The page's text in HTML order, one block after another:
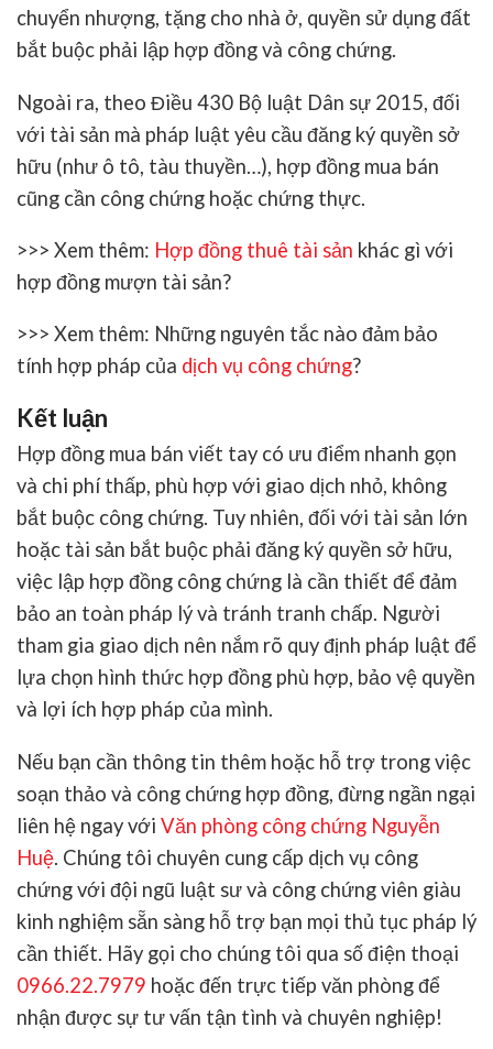
chuyển nhượng, tặng cho nhà ở, quyền sử dụng đất
bắt buộc phải lập hợp đồng và công chứng.
Ngoài ra, theo Điều 430 Bộ luật Dân sự 2015, đối
với tài sản mà pháp luật yêu cầu đăng ký quyền sở
hữu (như ô tô, tàu thuyền…), hợp đồng mua bán
cũng cần công chứng hoặc chứng thực.
>>> Xem thêm: Hợp đồng thuê tài sản khác gì với
hợp đồng mượn tài sản?
>>> Xem thêm: Những nguyên tắc nào đảm bảo
tính hợp pháp của dịch vụ công chứng?
Kết luận
Hợp đồng mua bán viết tay có ưu điểm nhanh gọn
và chi phí thấp, phù hợp với giao dịch nhỏ, không
bắt buộc công chứng. Tuy nhiên, đối với tài sản lớn
hoặc tài sản bắt buộc phải đăng ký quyền sở hữu,
việc lập hợp đồng công chứng là cần thiết để đảm
bảo an toàn pháp lý và tránh tranh chấp. Người
tham gia giao dịch nên nắm rõ quy định pháp luật để
lựa chọn hình thức hợp đồng phù hợp, bảo vệ quyền
và lợi ích hợp pháp của mình.
Nếu bạn cần thông tin thêm hoặc hỗ trợ trong việc
soạn thảo và công chứng hợp đồng, đừng ngần ngại
liên hệ ngay với Văn phòng công chứng Nguyễn
Huệ. Chúng tôi chuyên cung cấp dịch vụ công
chứng với đội ngũ luật sư và công chứng viên giàu
kinh nghiệm sẵn sàng hỗ trợ bạn mọi thủ tục pháp lý
cần thiết. Hãy gọi cho chúng tôi qua số điện thoại
0966.22.7979 hoặc đến trực tiếp văn phòng để
nhận được sự tư vấn tận tình và chuyên nghiệp!